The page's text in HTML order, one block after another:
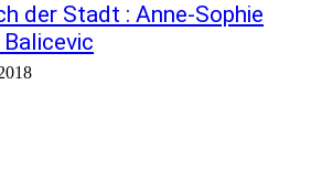
der Stadt : Anne-Sophie
Balicevic